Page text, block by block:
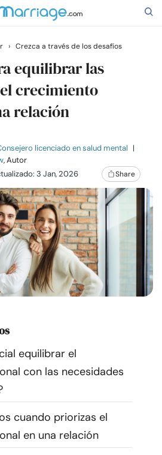
Escríbenos
Publicidad con
› Crezca a través de los desafíos
equilibrar las
crecimiento
relación
licenciado en salud mental |
, Autor
3 Jan, 2026 Share
equilibrar el
con las necesidades
cuando priorizas el
en una relación